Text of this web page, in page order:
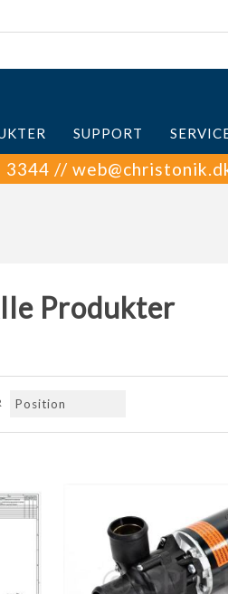
SUPPORT
3344 //
Produkter
TILFØJ TIL